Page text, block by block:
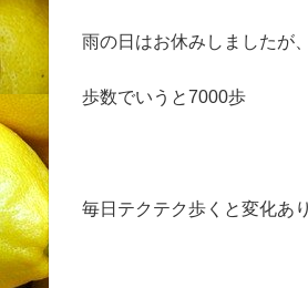
雨の日はお休みしましたが
歩数でいうと7000歩
毎日テクテク歩くと変化あり